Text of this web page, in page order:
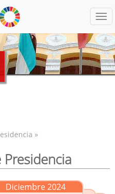
»
Diciembre 2024